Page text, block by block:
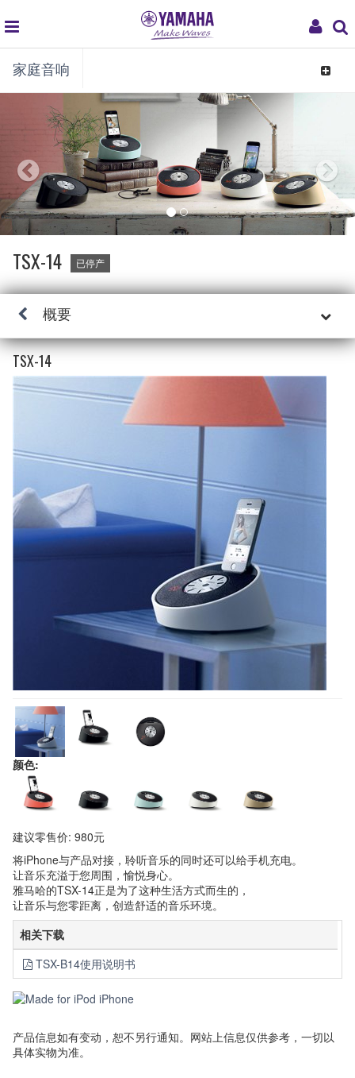
My
global
navigation
家庭音响
Toggle
TSX-14 已停产
概要
TSX-14
颜色:
建议零售价: 980元
将iPhone与产品对接，聆听音乐的同时还可以给手机充电。
让音乐充溢于您周围，愉悦身心。
雅马哈的TSX-14正是为了这种生活方式而生的，
让音乐与您零距离，创造舒适的音乐环境。
相关下载
TSX-B14使用说明书
产品信息如有变动，恕不另行通知。网站上信息仅供参考，一切以
具体实物为准。